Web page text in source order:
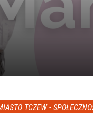
TCZEW -